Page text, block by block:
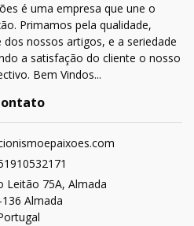
é uma empresa que une o
Primamos pela qualidade,
nossos artigos, e a seriedade
a satisfação do cliente o nosso
Bem Vindos...
Leitão 75A, Almada
Almada